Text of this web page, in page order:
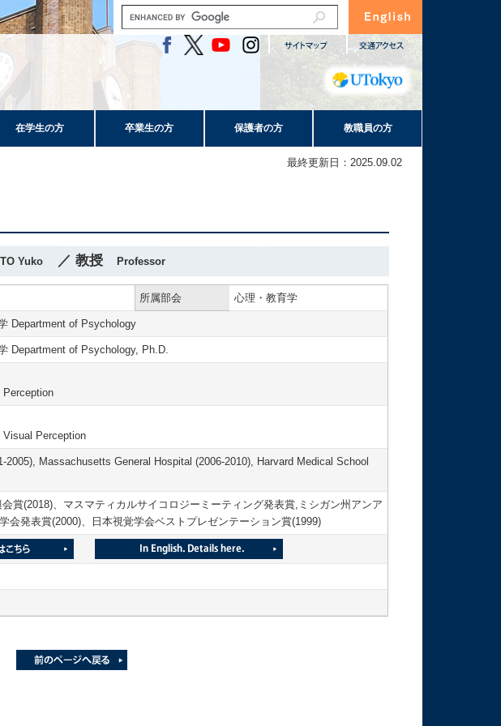
在学生の方 卒業生の方 保護者の方 教職員の方
最終更新日：2025.09.02
Yuko ／ 教授Professor
所属部会 心理・教育学
Department of Psychology
Department of Psychology, Ph.D.
Perception
Perception
2005), Massachusetts General Hospital (2006-2010), Harvard Medical School
賞(2018)、マスマティカルサイコロジーミーティング発表賞,ミシガン州アンア
会発表賞(2000)、日本視覚学会ベストプレゼンテーション賞(1999)